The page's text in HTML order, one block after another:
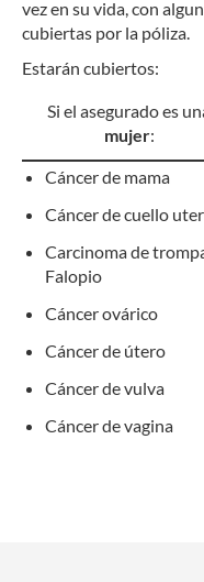
vez en su vida, con
cubiertas por la póliza.
Estarán cubiertos:
Si el asegurado es
mujer:
Cáncer de mama
Cáncer de cuello
Carcinoma de
Falopio
Cáncer ovárico
Cáncer de útero
Cáncer de vulva
Cáncer de vagina